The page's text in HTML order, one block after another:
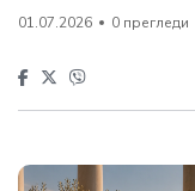
01.07.2026 0 прегледи